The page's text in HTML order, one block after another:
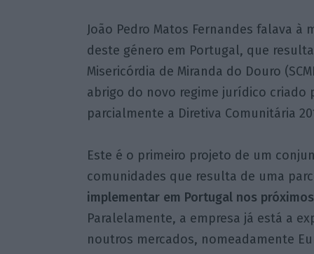
João Pedro Matos Fernandes falava
deste género em Portugal, que
Misericórdia de Miranda do Douro
abrigo do novo regime jurídico criado
parcialmente a Diretiva Comunitária
Este é o primeiro projeto de um
comunidades que resulta de uma
implementar em Portugal nos
Paralelamente, a empresa já está a
noutros mercados, nomeadamente